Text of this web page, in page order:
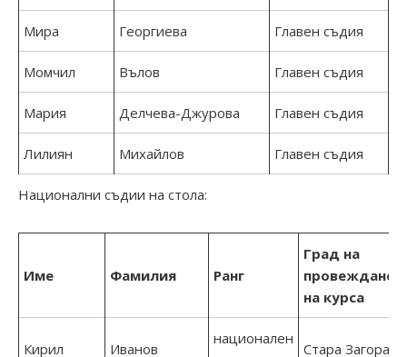
Мира Георгиева Главен съдия
Момчил Вълов Главен съдия
Мария Делчева-Джурова Главен съдия
Лилиян Михайлов Главен съдия
Национални съдии на стола:
Име Фамилия Ранг
Град на
провеждане
на курса
Кирил Иванов
национален
Стара Загора